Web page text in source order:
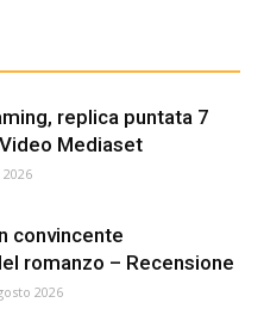
replica puntata 7
Mediaset
convincente
romanzo – Recensione
2026